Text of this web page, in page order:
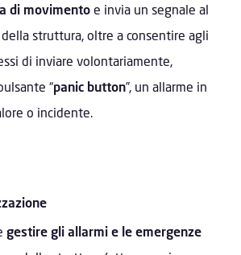
di movimento e invia un segnale al
struttura, oltre a consentire agli
di inviare volontariamente,
“panic button”, un allarme in
o incidente.
gestire gli allarmi e le emergenze